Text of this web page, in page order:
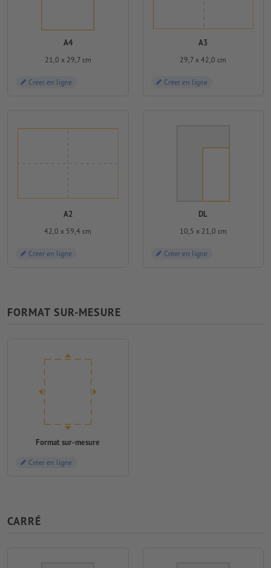
A4
21,0 x 29,7 cm
Créer en ligne
A3
29,7 x 42,0 cm
Créer en ligne
A2
42,0 x 59,4 cm
Créer en ligne
DL
10,5 x 21,0 cm
Créer en ligne
FORMAT SUR-MESURE
Format sur-mesure
Créer en ligne
CARRÉ